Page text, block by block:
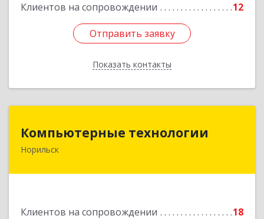
Клиентов на сопровождении 12
Отправить заявку
Показать контакты
Отправить заявку
Назад
Компьютерные технологии
Норильск
Клиентов на сопровождении 18
663302, Красноярский край, Норильск г,